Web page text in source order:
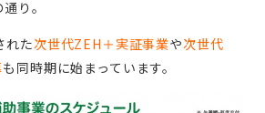
り。
れた次世代ZEH＋実証事業や次世代
も同時期に始まっています。